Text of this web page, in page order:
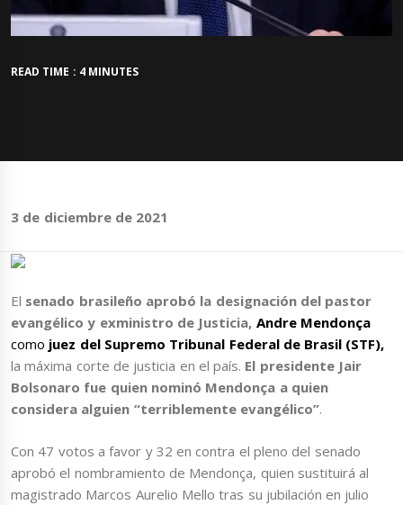
READ TIME : 4 MINUTES
3 de diciembre de 2021
El senado brasileño aprobó la designación del pastor
evangélico y exministro de Justicia, Andre Mendonça
como juez del Supremo Tribunal Federal de Brasil (STF),
la máxima corte de justicia en el país. El presidente Jair
Bolsonaro fue quien nominó Mendonça a quien
considera alguien “terriblemente evangélico”.
Con 47 votos a favor y 32 en contra el pleno del senado
aprobó el nombramiento de Mendonça, quien sustituirá al
magistrado Marcos Aurelio Mello tras su jubilación en julio